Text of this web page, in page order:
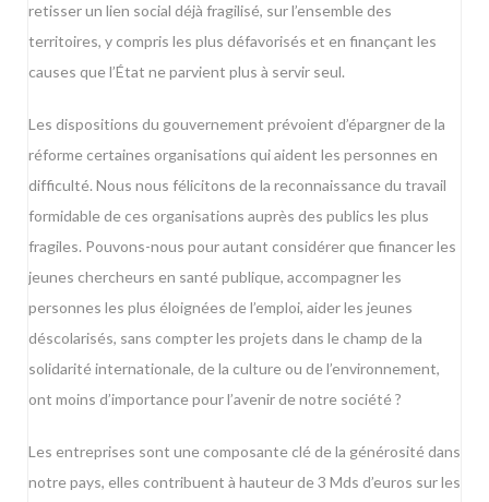
retisser un lien social déjà fragilisé, sur l’ensemble des
territoires, y compris les plus défavorisés et en finançant les
causes que l’État ne parvient plus à servir seul.
Les dispositions du gouvernement prévoient d’épargner de la
réforme certaines organisations qui aident les personnes en
difficulté. Nous nous félicitons de la reconnaissance du travail
formidable de ces organisations auprès des publics les plus
fragiles. Pouvons-nous pour autant considérer que financer les
jeunes chercheurs en santé publique, accompagner les
personnes les plus éloignées de l’emploi, aider les jeunes
déscolarisés, sans compter les projets dans le champ de la
solidarité internationale, de la culture ou de l’environnement,
ont moins d’importance pour l’avenir de notre société ?
Les entreprises sont une composante clé de la générosité dans
notre pays, elles contribuent à hauteur de 3 Mds d’euros sur les